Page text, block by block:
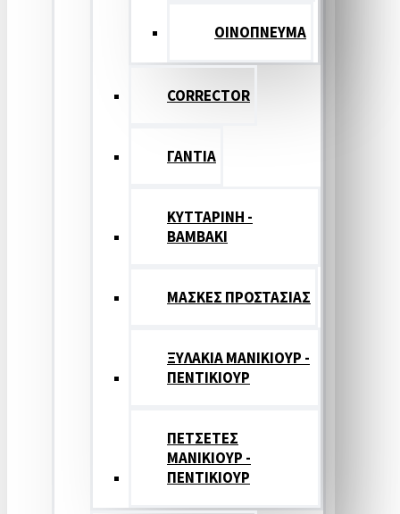
ΟΙΝΟΠΝΕΥΜΑ
CORRECTOR
ΓΑΝΤΙΑ
ΚΥΤΤΑΡΙΝΗ -
ΒΑΜΒΑΚΙ
ΜΑΣΚΕΣ ΠΡΟΣΤΑΣΙΑΣ
ΞΥΛΑΚΙΑ ΜΑΝΙΚΙΟΥΡ -
ΠΕΝΤΙΚΙΟΥΡ
ΠΕΤΣΕΤΕΣ
ΜΑΝΙΚΙΟΥΡ -
ΠΕΝΤΙΚΙΟΥΡ